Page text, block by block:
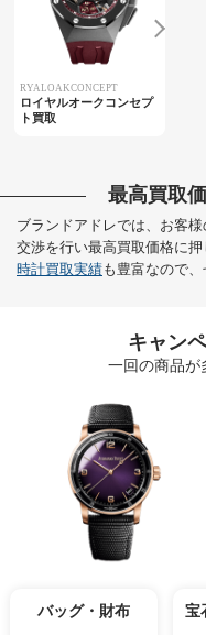
RYALOAKCONCEPT
ロイヤルオークコンセプ
ト買取
最高買取
ブランドアドレでは、お客
交渉を行い最高買取価格に押
時計買取実績も豊富なので、
キャン
一回の商品が
バッグ・財布 宝